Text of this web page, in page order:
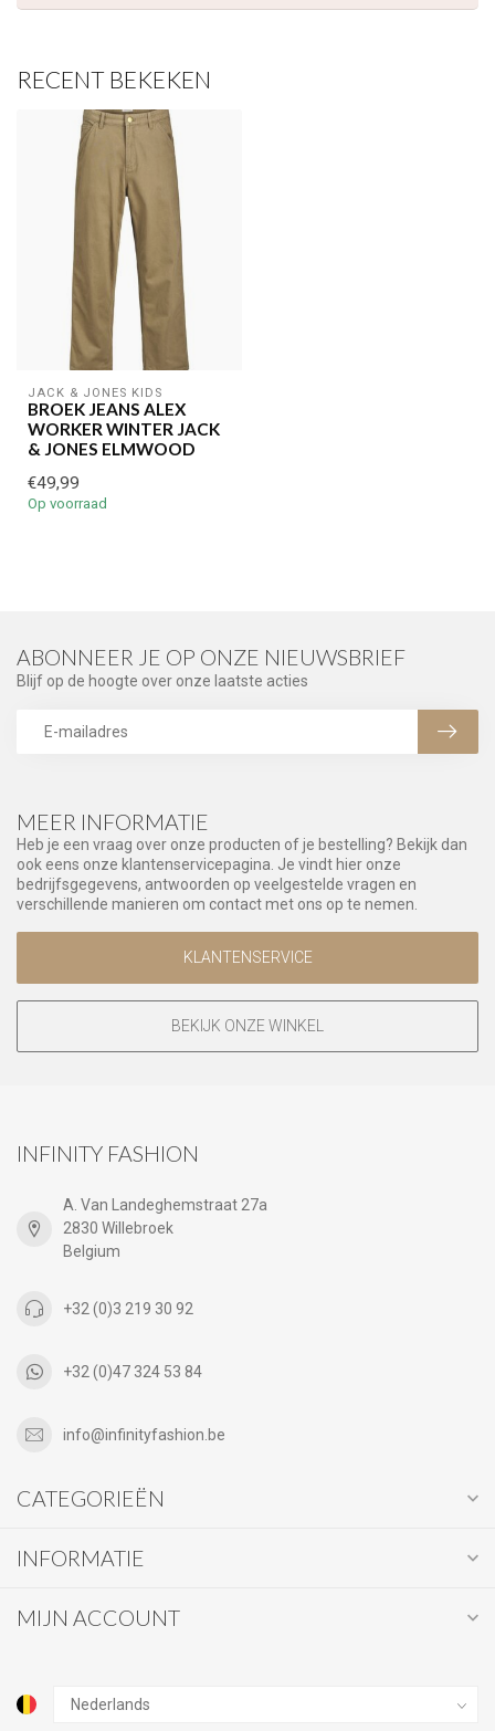
RECENT BEKEKEN
JACK & JONES KIDS
BROEK JEANS ALEX
WORKER WINTER JACK
& JONES ELMWOOD
€49,99
Op voorraad
MEER INFORMATIE
Heb je een vraag over onze producten of je bestelling? Bekijk dan
ook eens onze klantenservicepagina. Je vindt hier onze
bedrijfsgegevens, antwoorden op veelgestelde vragen en
verschillende manieren om contact met ons op te nemen.
KLANTENSERVICE
BEKIJK ONZE WINKEL
ABONNEER JE OP ONZE NIEUWSBRIEF
Blijf op de hoogte over onze laatste acties
INFINITY FASHION
A. Van Landeghemstraat 27a
2830 Willebroek
Belgium
+32 (0)3 219 30 92
+32 (0)47 324 53 84
info@infinityfashion.be
CATEGORIEËN
INFORMATIE
MIJN ACCOUNT
Je korting is geldig bij een minimale bestelwaarde van €45,00